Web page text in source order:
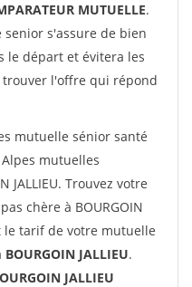
MUTUELLE.
s'assure de bien
le départ et évitera les
trouver l'offre qui répond
mutuelle sénior santé
mutuelles
JALLIEU. Trouvez votre
chère à BOURGOIN
le tarif de votre mutuelle
BOURGOIN JALLIEU.
JALLIEU